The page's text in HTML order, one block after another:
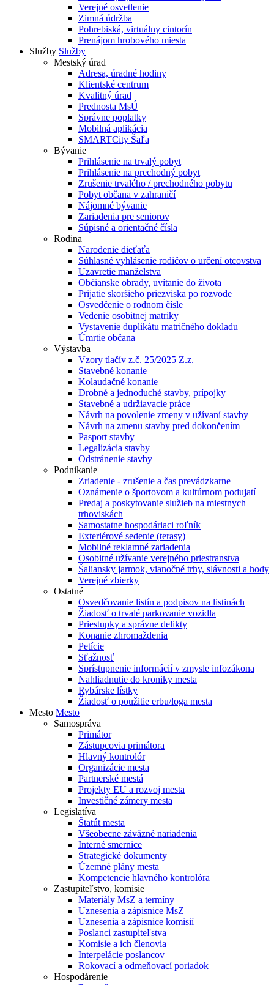
Verejné osvetlenie
Zimná údržba
Pohrebiská, virtuálny cintorín
Prenájom hrobového miesta
Služby Služby
Mestský úrad
Adresa, úradné hodiny
Klientské centrum
Kvalitný úrad
Prednosta MsÚ
Správne poplatky
Mobilná aplikácia
SMARTCity Šaľa
Bývanie
Prihlásenie na trvalý pobyt
Prihlásenie na prechodný pobyt
Zrušenie trvalého / prechodného pobytu
Pobyt občana v zahraničí
Nájomné bývanie
Zariadenia pre seniorov
Súpisné a orientačné čísla
Rodina
Narodenie dieťaťa
Súhlasné vyhlásenie rodičov o určení otcovstva
Uzavretie manželstva
Občianske obrady, uvítanie do života
Prijatie skoršieho priezviska po rozvode
Osvedčenie o rodnom čísle
Vedenie osobitnej matriky
Vystavenie duplikátu matričného dokladu
Úmrtie občana
Výstavba
Vzory tlačív z.č. 25/2025 Z.z.
Stavebné konanie
Kolaudačné konanie
Drobné a jednoduché stavby, prípojky
Stavebné a udržiavacie práce
Návrh na povolenie zmeny v užívaní stavby
Návrh na zmenu stavby pred dokončením
Pasport stavby
Legalizácia stavby
Odstránenie stavby
Podnikanie
Zriadenie - zrušenie a čas prevádzkarne
Oznámenie o športovom a kultúrnom podujatí
Predaj a poskytovanie služieb na miestnych
trhoviskách
Samostatne hospodáriaci roľník
Exteriérové sedenie (terasy)
Mobilné reklamné zariadenia
Osobitné užívanie verejného priestranstva
Šaliansky jarmok, vianočné trhy, slávnosti a hody
Verejné zbierky
Ostatné
Osvedčovanie listín a podpisov na listinách
Žiadosť o trvalé parkovanie vozidla
Priestupky a správne delikty
Konanie zhromaždenia
Petície
Sťažnosť
Sprístupnenie informácií v zmysle infozákona
Nahliadnutie do kroniky mesta
Rybárske lístky
Žiadosť o použitie erbu/loga mesta
Mesto Mesto
Samospráva
Primátor
Zástupcovia primátora
Hlavný kontrolór
Organizácie mesta
Partnerské mestá
Projekty EU a rozvoj mesta
Investičné zámery mesta
Legislatíva
Štatút mesta
Všeobecne záväzné nariadenia
Interné smernice
Strategické dokumenty
Územné plány mesta
Kompetencie hlavného kontrolóra
Zastupiteľstvo, komisie
Materiály MsZ a termíny
Uznesenia a zápisnice MsZ
Uznesenia a zápisnice komisií
Poslanci zastupiteľstva
Komisie a ich členovia
Interpelácie poslancov
Rokovací a odmeňovací poriadok
Hospodárenie